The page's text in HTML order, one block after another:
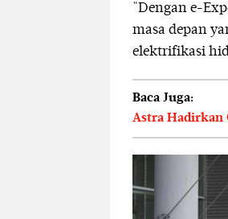
"Dengan e-
masa depan
elektrifikasi
Baca Juga:
Astra Hadirkan